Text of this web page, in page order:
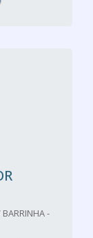
BARRINHA -